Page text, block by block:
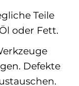
Teile
oder Fett.
Defekte